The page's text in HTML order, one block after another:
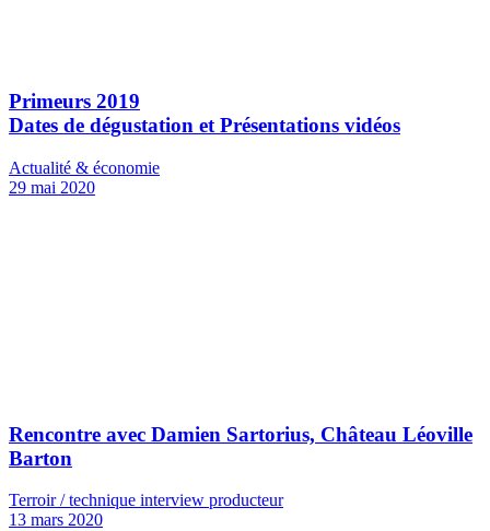
Primeurs 2019
Dates de dégustation et Présentations vidéos
Actualité & économie
29 mai 2020
Rencontre avec Damien Sartorius, Château Léoville
Barton
Terroir / technique interview producteur
13 mars 2020